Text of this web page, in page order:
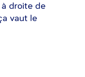
droite de
vaut le